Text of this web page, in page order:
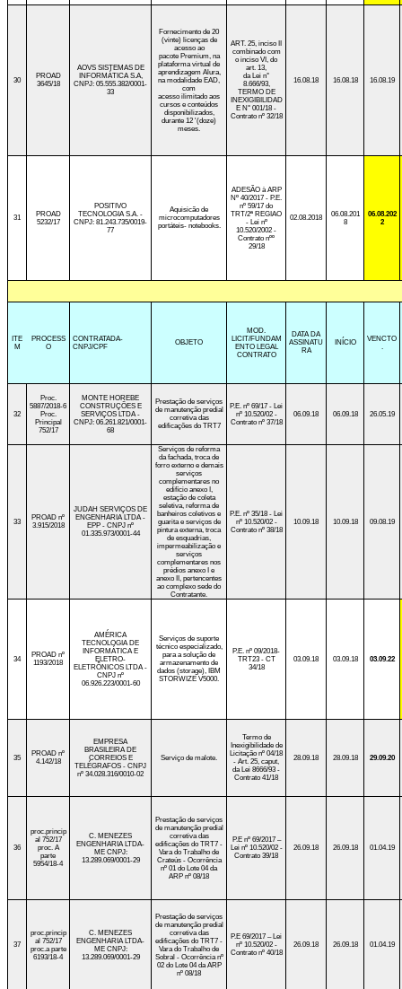
30
PROAD
3645/18
AOVS SISTEMAS DE
INFORMÁTICA S.A,
CNPJ: 05.555.382/0001-
33
Fornecimento de 20
(vinte) licenças de
acesso ao
pacote Premium, na
plataforma virtual de
aprendizagem Alura,
na modalidade EAD,
com
acesso ilimitado aos
cursos e conteúdos
disponibilizados,
durante 12 '(doze)
meses.
ART. 25, inciso II
combinado com
o inciso VI, do
art. 13,
da Lei n°
8.666/93,
TERMO DE
INEXIGIBILIDAD
E N° 001/18 -
Contrato nº 32/18
16.08.18 16.08.18 16.08.19
31
PROAD
5232/17
POSITIVO
TECNOLOGIA S.A. -
CNPJ: 81.243.735/0019-
77
Aquisicão de
microcomputadores
portáteis- notebooks.
ADESÃO à ARP
Nº 40/2017 - P.E.
nº 59/17 do
TRT/2ª REGIAO
- Lei nº
10.520/2002 -
Contrato nºº
29/18
02.08.2018
06.08.201
8
06.08.202
2
ITE
M
PROCESS
O
CONTRATADA-
CNPJ/CPF
OBJETO
MOD.
LICIT/FUNDAM
ENTO LEGAL
CONTRATO
DATA DA
ASSINATU
RA
INÍCIO
VENCTO
.
32
Proc.
5887/2018-6
Proc.
Principal
752/17
MONTE HOREBE
CONSTRUÇÕES E
SERVIÇOS LTDA -
CNPJ: 06.261.821/0001-
68
Prestação de serviços
de manutenção predial
corretiva das
edificações do TRT7
P.E. nº 69/17 - Lei
nº 10.520/02 -
Contrato nº 37/18
06.09.18 06.09.18 26.05.19
33
PROAD nº
3.915/2018
JUDAH SERVIÇOS DE
ENGENHARIA LTDA -
EPP - CNPJ nº
01.335.973/0001-44
Serviços de reforma
da fachada, troca de
forro externo e demais
serviços
complementares no
edifício anexo I,
estação de coleta
seletiva, reforma de
banheiros coletivos e
guarita e serviços de
pintura externa, troca
de esquadrias,
impermeabilização e
serviços
complementares nos
prédios anexo I e
anexo II, pertencentes
ao complexo sede do
Contratante.
P.E. nº 35/18 - Lei
nº 10.520/02 -
Contrato nº 38/18
10.09.18 10.09.18 09.08.19
34
PROAD nº
1193/2018
AMÉRICA
TECNOLOGIA DE
INFORMÁTICA E
ELETRO-
ELETRÔNICOS LTDA -
CNPJ nº
06.926.223/0001-60
Serviços de suporte
técnico especializado,
para a solução de
armazenamento de
dados (storage), IBM
STORWIZE V5000.
P.E. nº 09/2018-
TRT23 - CT
34/18
03.09.18 03.09.18 03.09.22
35
PROAD nº
4.142/18
EMPRESA
BRASILEIRA DE
CORREIOS E
TELÉGRAFOS - CNPJ
nº 34.028.316/0010-02
Serviço de malote.
Termo de
Inexigibilidade de
Licitação nº 04/18
- Art. 25, caput,
da Lei 8666/93 -
Contrato 41/18
28.09.18 28.09.18 29.09.20
36
proc.princip
al 752/17
proc. A
parte
5954/18-4
C. MENEZES
ENGENHARIA LTDA-
ME CNPJ:
13.289.069/0001-29
Prestação de serviços
de manutenção predial
corretiva das
edificações do TRT7 -
Vara do Trabalho de
Crateús - Ocorrência
nº 01 do Lote 04 da
ARP nº 08/18
P.E nº 69/2017 –
Lei nº 10.520/02 -
Contrato 39/18
26.09.18 26.09.18 01.04.19
37
proc.princip
al 752/17
proc.a parte
6193/18-4
C. MENEZES
ENGENHARIA LTDA-
ME CNPJ:
13.289.069/0001-29
Prestação de serviços
de manutenção predial
corretiva das
edificações do TRT7 -
Vara do Trabalho de
Sobral - Ocorrência nº
02 do Lote 04 da ARP
nº 08/18
P.E 69/2017 – Lei
nº 10.520/02 -
Contrato nº 40/18
26.09.18 26.09.18 01.04.19